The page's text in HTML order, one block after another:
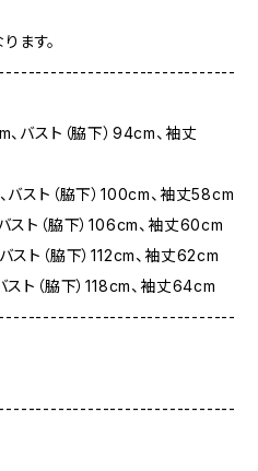
ます。
、バスト（脇下）94cm、袖丈
バスト（脇下）100cm、袖丈58cm
スト（脇下）106cm、袖丈60cm
スト（脇下）112cm、袖丈62cm
スト（脇下）118cm、袖丈64cm